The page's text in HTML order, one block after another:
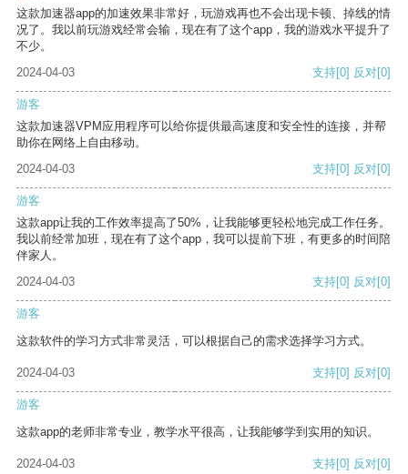
这款加速器app的加速效果非常好，玩游戏再也不会出现卡顿、掉线的情
况了。我以前玩游戏经常会输，现在有了这个app，我的游戏水平提升了
不少。
2024-04-03
支持[0] 反对[0]
游客
这款加速器VPM应用程序可以给你提供最高速度和安全性的连接，并帮
助你在网络上自由移动。
2024-04-03
支持[0] 反对[0]
游客
这款app让我的工作效率提高了50%，让我能够更轻松地完成工作任务。
我以前经常加班，现在有了这个app，我可以提前下班，有更多的时间陪
伴家人。
2024-04-03
支持[0] 反对[0]
游客
这款软件的学习方式非常灵活，可以根据自己的需求选择学习方式。
2024-04-03 支持[0] 反对[0]
游客
这款app的老师非常专业，教学水平很高，让我能够学到实用的知识。
2024-04-03 支持[0] 反对[0]